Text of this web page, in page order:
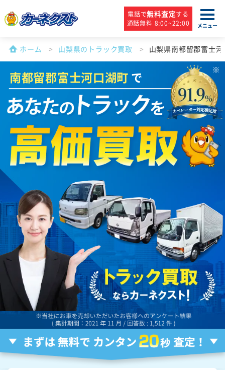
電話で無料査定する
通話無料 8:00~22:00
メニュー
ホーム 山梨県のトラック買取 山梨県南都留郡富士
南都留郡富士河口湖町 で